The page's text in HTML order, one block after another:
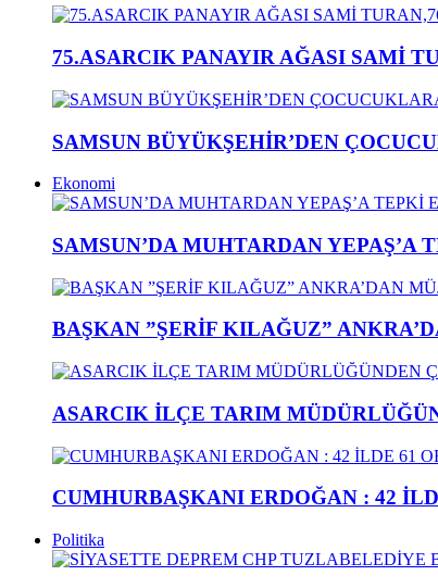
75.ASARCIK PANAYIR AĞASI SAMİ
SAMSUN BÜYÜKŞEHİR’DEN
Ekonomi
SAMSUN’DA MUHTARDAN
BAŞKAN ”ŞERİF KILAĞUZ”
ASARCIK İLÇE TARIM
CUMHURBAŞKANI ERDOĞAN : 42
Politika